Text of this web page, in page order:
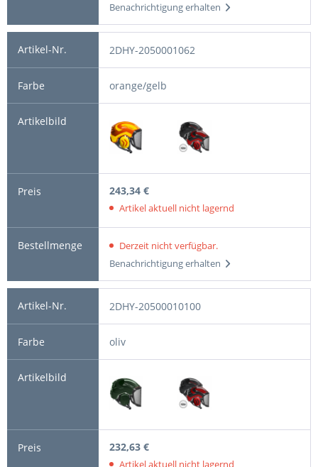
Benachrichtigung erhalten
2DHY-2050001062
orange/gelb
243,34 €
Artikel aktuell nicht lagernd
Derzeit nicht verfügbar.
Benachrichtigung erhalten
2DHY-20500010100
oliv
232,63 €
Artikel aktuell nicht lagernd